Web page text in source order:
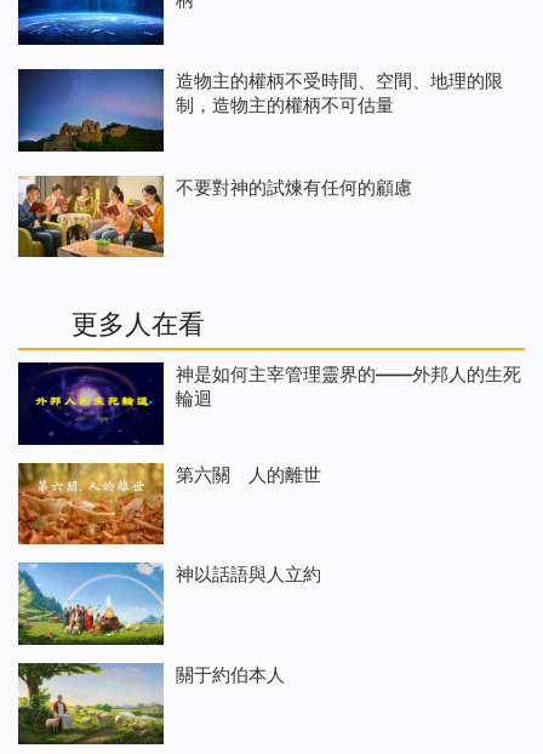
造物主的權柄不受時間、空間、地理的限
制，造物主的權柄不可估量
不要對神的試煉有任何的顧慮
更多人在看
神是如何主宰管理靈界的——外邦人的生死
輪迴
第六關 人的離世
神以話語與人立約
關于約伯本人